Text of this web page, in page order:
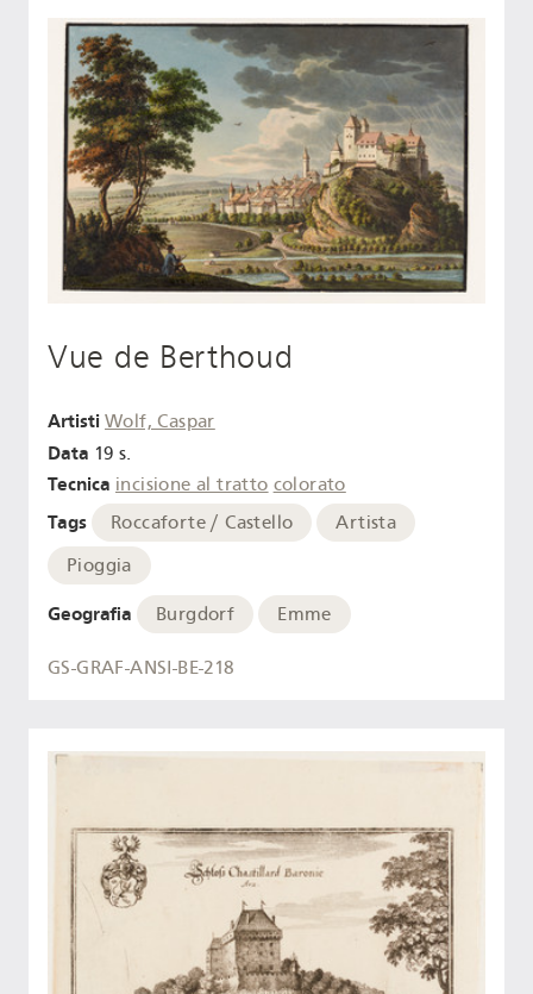
Vue de Berthoud
Artisti Wolf, Caspar
Data 19 s.
Tecnica incisione al tratto colorato
Tags Roccaforte / Castello
Artista
Pioggia
Geografia Burgdorf Emme
GS-GRAF-ANSI-BE-218